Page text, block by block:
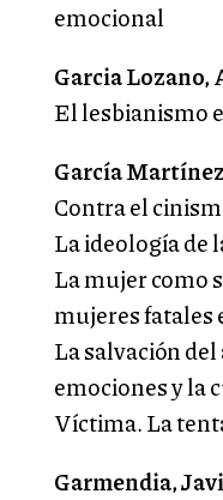
emocional
Garcia Lozano,
El lesbianismo
García
Contra el
La ideología de
La mujer como
mujeres fatales
La salvación
emociones y la
Víctima. La
Garmendia,